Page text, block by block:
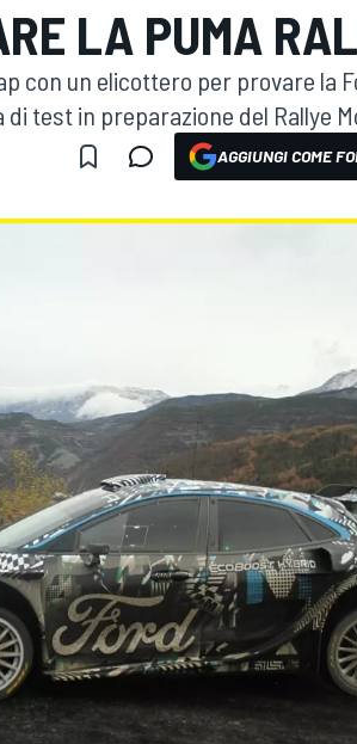
LA PUMA
con un elicottero per provare la
test in preparazione del Rallye
AGGIUNGI COME